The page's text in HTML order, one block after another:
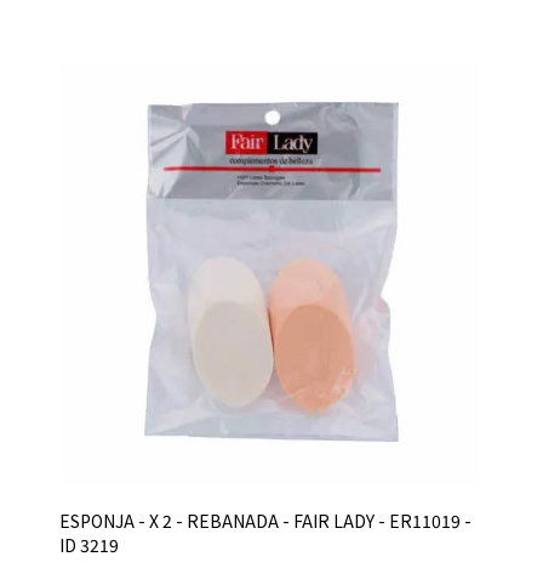
ESPONJA - X 2 - REBANADA - FAIR LADY - ER11019 -
ID 3219